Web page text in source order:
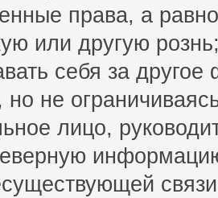
права, а
или другую
себя за другое
но не
лицо,